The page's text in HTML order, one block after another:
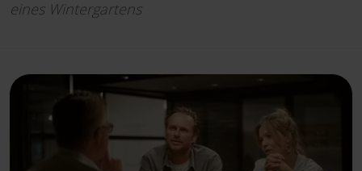
eines Wintergartens